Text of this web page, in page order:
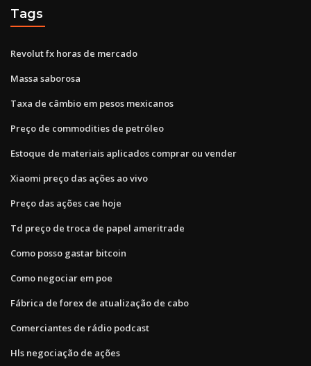
Tags
Revolut fx horas de mercado
Massa saborosa
Taxa de câmbio em pesos mexicanos
Preço de commodities de petróleo
Estoque de materiais aplicados comprar ou vender
Xiaomi preço das ações ao vivo
Preço das ações cae hoje
Td preço de troca de papel ameritrade
Como posso gastar bitcoin
Como negociar em poe
Fábrica de forex de atualização de cabo
Comerciantes de rádio podcast
Hls negociação de ações